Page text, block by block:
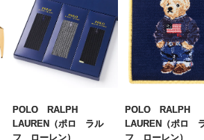
POLO RALPH
LAUREN（ポロ ラル
フ ローレン）
POLO RALPH
LAUREN（ポロ
フ ローレン）